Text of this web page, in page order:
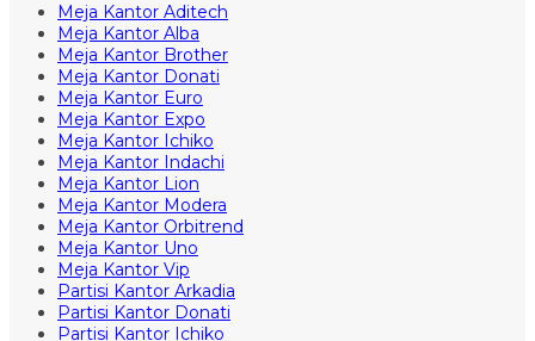
Meja Kantor Aditech
Meja Kantor Alba
Meja Kantor Brother
Meja Kantor Donati
Meja Kantor Euro
Meja Kantor Expo
Meja Kantor Ichiko
Meja Kantor Indachi
Meja Kantor Lion
Meja Kantor Modera
Meja Kantor Orbitrend
Meja Kantor Uno
Meja Kantor Vip
Partisi Kantor Arkadia
Partisi Kantor Donati
Partisi Kantor Ichiko